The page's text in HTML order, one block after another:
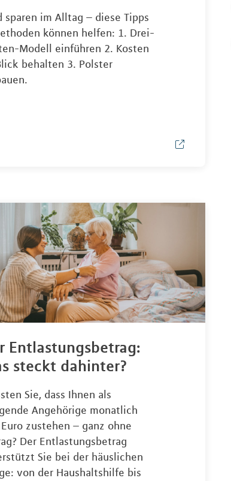
sparen im Alltag – diese Tipps
können helfen: 1. Drei-
Modell einführen 2. Kosten
behalten 3. Polster
Entlastungsbetrag:
steckt dahinter?
Sie, dass Ihnen als
Angehörige monatlich
zustehen – ganz ohne
Der Entlastungsbetrag
Sie bei der häuslichen
von der Haushaltshilfe bis